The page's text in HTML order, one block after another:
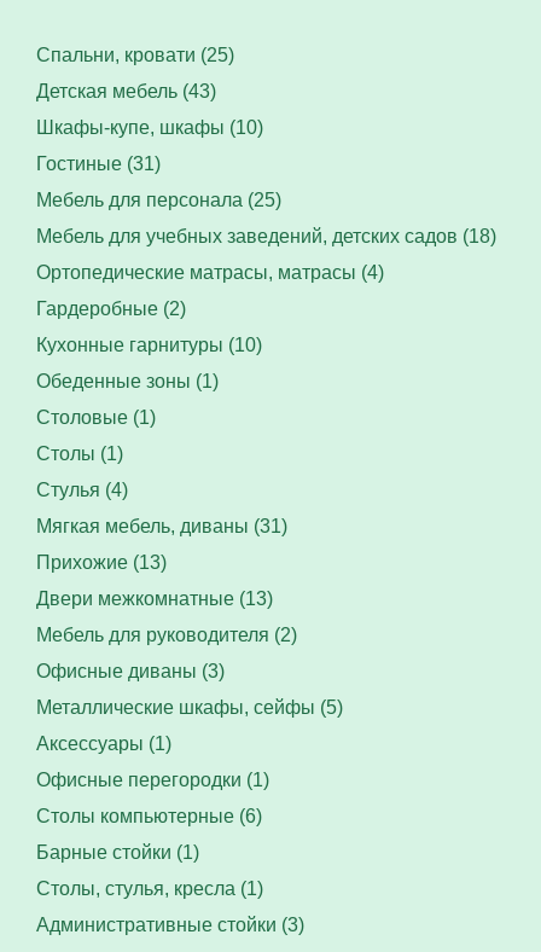
Спальни, кровати (25)
Детская мебель (43)
Шкафы-купе, шкафы (10)
Гостиные (31)
Мебель для персонала (25)
Мебель для учебных заведений, детских садов (18)
Ортопедические матрасы, матрасы (4)
Гардеробные (2)
Кухонные гарнитуры (10)
Обеденные зоны (1)
Столовые (1)
Столы (1)
Стулья (4)
Мягкая мебель, диваны (31)
Прихожие (13)
Двери межкомнатные (13)
Мебель для руководителя (2)
Офисные диваны (3)
Металлические шкафы, сейфы (5)
Аксессуары (1)
Офисные перегородки (1)
Столы компьютерные (6)
Барные стойки (1)
Столы, стулья, кресла (1)
Административные стойки (3)